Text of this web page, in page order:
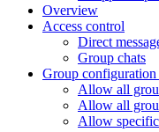
Overview
Access control
Direct
Group chats
Group configuration
Allow all
Allow all
Allow